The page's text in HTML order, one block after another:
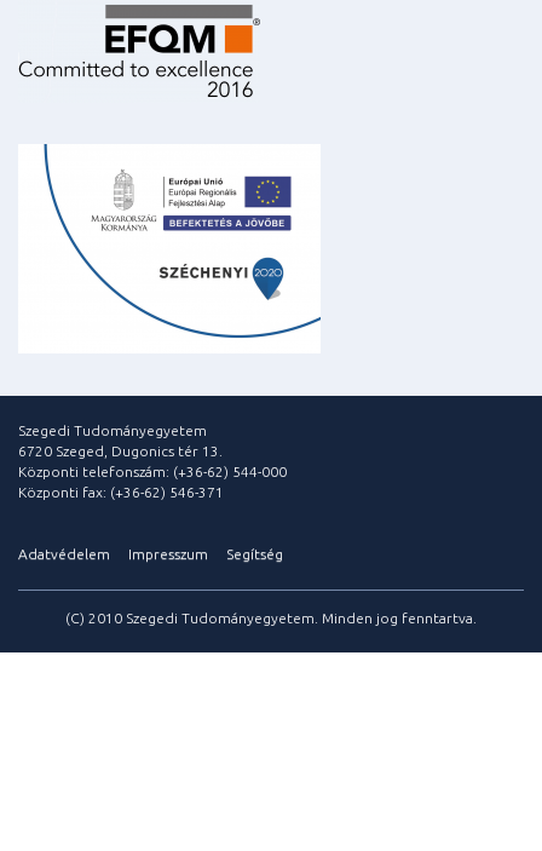
Szegedi Tudományegyetem
6720 Szeged, Dugonics tér 13.
Központi telefonszám: (+36-62) 544-000
Központi fax: (+36-62) 546-371
Adatvédelem Impresszum Segítség
(C) 2010 Szegedi Tudományegyetem. Minden jog fenntartva.